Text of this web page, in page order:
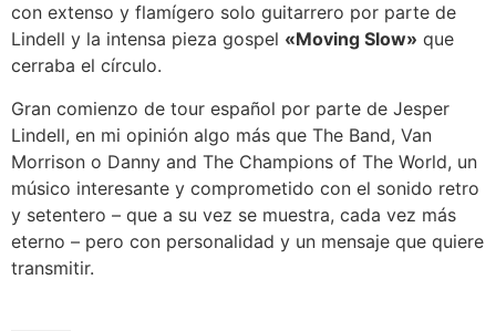
con extenso y flamígero solo guitarrero por parte de
Lindell y la intensa pieza gospel «Moving Slow» que
cerraba el círculo.
Gran comienzo de tour español por parte de Jesper
Lindell, en mi opinión algo más que The Band, Van
Morrison o Danny and The Champions of The World, un
músico interesante y comprometido con el sonido retro
y setentero – que a su vez se muestra, cada vez más
eterno – pero con personalidad y un mensaje que quiere
transmitir.